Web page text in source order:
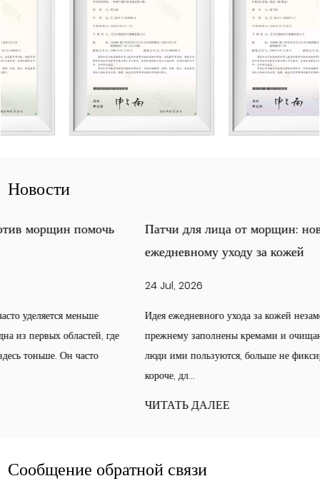
Новости
Патчи для лица от морщин: новый подход к
ежедневному уходу за кожей
Идея ежедневного ухода за кожей незаметно изменилась. Полки по-
прежнему заполнены кремами и очищающими средствами, но то, как
люди ими пользуются, больше не фиксировано. Для одних рутина
Сообщение обратной связи